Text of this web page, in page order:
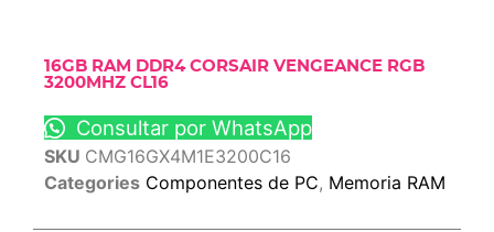
16GB RAM DDR4 CORSAIR VENGEANCE RGB
3200MHZ CL16
Consultar por WhatsApp
SKU CMG16GX4M1E3200C16
Categories Componentes de PC, Memoria RAM